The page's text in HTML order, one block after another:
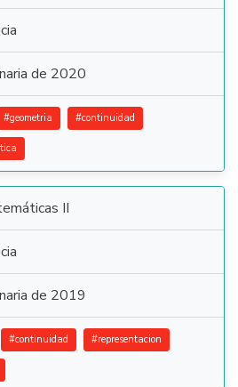
de 2020
#geometria #continuidad
II
de 2019
#continuidad #representacion